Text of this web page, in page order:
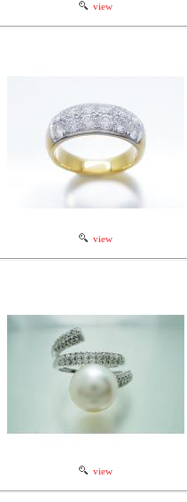
view
view
view